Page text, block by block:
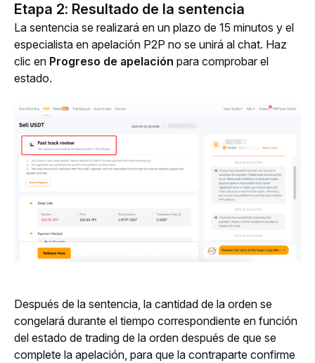
Etapa 2: Resultado de la sentencia
La sentencia se realizará en un plazo de 15 minutos y el
especialista en apelación P2P no se unirá al chat. Haz
clic en Progreso de apelación para comprobar el
estado.
Después de la sentencia, la cantidad de la orden se
congelará durante el tiempo correspondiente en función
del estado de trading de la orden después de que se
complete la apelación, para que la contraparte confirme